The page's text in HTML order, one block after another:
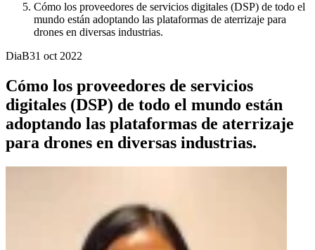
Cómo los proveedores de servicios digitales (DSP) de todo el
mundo están adoptando las plataformas de aterrizaje para
drones en diversas industrias.
DiaB31 oct 2022
Cómo los proveedores de servicios
digitales (DSP) de todo el mundo están
adoptando las plataformas de aterrizaje
para drones en diversas industrias.